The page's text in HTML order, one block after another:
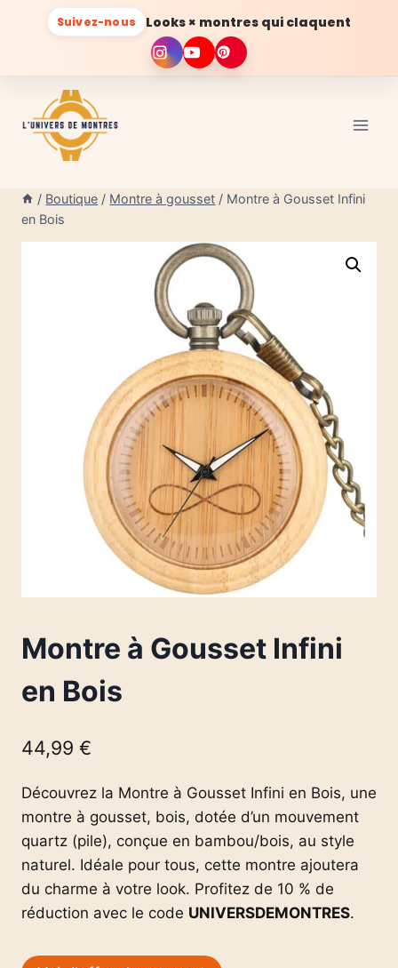
Suivez-nous Looks × montres qui claquent
contenu
/ Boutique / Montre à gousset / Montre à Gousset Infini
en Bois
Montre à Gousset Infini
en Bois
44,99 €
Découvrez la Montre à Gousset Infini en Bois, une
montre à gousset, bois, dotée d’un mouvement
quartz (pile), conçue en bambou/bois, au style
naturel. Idéale pour tous, cette montre ajoutera
du charme à votre look. Profitez de 10 % de
réduction avec le code UNIVERSDEMONTRES.